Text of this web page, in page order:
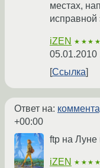
местах,
исправной
iZEN
05.01.2010
Ссылка
Ответ на:
+00:00
ftp на Луне
iZEN